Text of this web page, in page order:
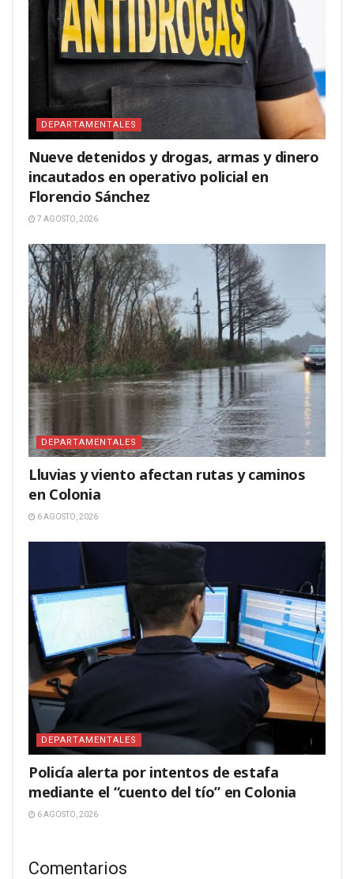
DEPARTAMENTALES
Nueve detenidos y drogas, armas y dinero
incautados en operativo policial en
Florencio Sánchez
7 AGOSTO, 2026
DEPARTAMENTALES
Lluvias y viento afectan rutas y caminos
en Colonia
6 AGOSTO, 2026
DEPARTAMENTALES
Policía alerta por intentos de estafa
mediante el “cuento del tío” en Colonia
6 AGOSTO, 2026
Comentarios